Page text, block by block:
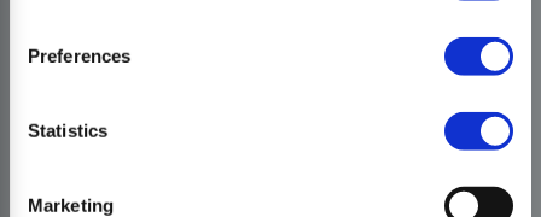
Preferences
Statistics
Marketing